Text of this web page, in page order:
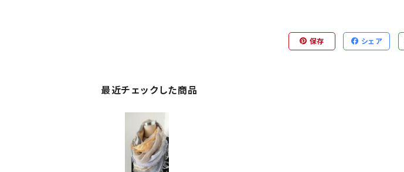
保存 シェア
最近チェックした商品